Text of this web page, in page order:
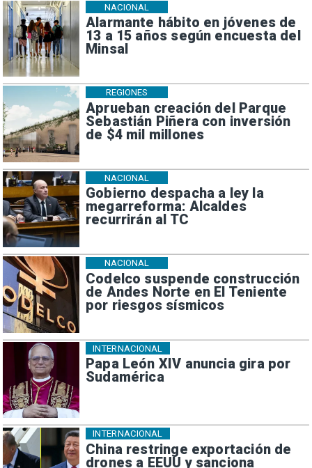
Alarmante hábito en jóvenes de
13 a 15 años según encuesta del
Minsal
NACIONAL
Aprueban creación del Parque
Sebastián Piñera con inversión
de $4 mil millones
REGIONES
Gobierno despacha a ley la
megarreforma: Alcaldes
recurrirán al TC
NACIONAL
Codelco suspende construcción
de Andes Norte en El Teniente
por riesgos sísmicos
NACIONAL
Papa León XIV anuncia gira por
Sudamérica
INTERNACIONAL
China restringe exportación de
drones a EEUU y sanciona
INTERNACIONAL